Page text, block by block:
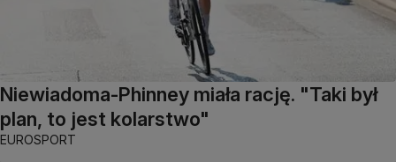
Niewiadoma-Phinney miała rację. "Taki był
plan, to jest kolarstwo"
EUROSPORT